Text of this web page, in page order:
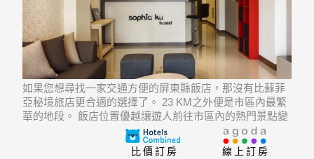
如果您想尋找一家交通方便的屏東縣飯店，那沒有比蘇菲
亞秘境旅店更合適的選擇了。 23 KM之外便是市區內最繁
華的地段。 飯店位置優越讓遊人前往市區內的熱門景點變
線上訂房
比價訂房